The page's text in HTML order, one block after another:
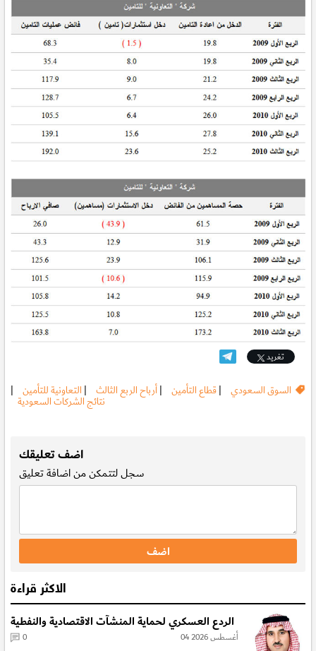
تغريد
السوق السعودي |قطاع التأمين |أرباح الربع الثالث | التعاونية للتأمين |
نتائج الشركات السعودية
اضف تعليقك
سجللتتمكن من اضافة تعليق
الاكثر قراءة
الردع العسكري لحماية المنشآت الاقتصادية والنفطية
04 أغسطس 2026 0